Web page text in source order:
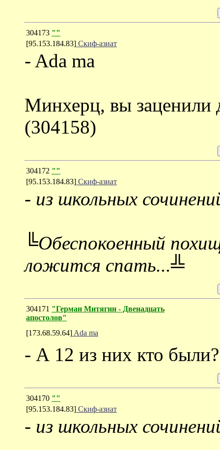
304173 ""
[95.153.184.83] Скиф-азиат
- Ada ma
Минхерц, вы заценили
(304158)
304172 ""
[95.153.184.83] Скиф-азиат
- из школьных
╚Обеспокоенный
ложится спать...╩
304171 "Герман Митягин - Двенадцать
апостолов"
[173.68.59.64] Ada ma
- А 12 из них кто были?
304170 ""
[95.153.184.83] Скиф-азиат
- из школьных